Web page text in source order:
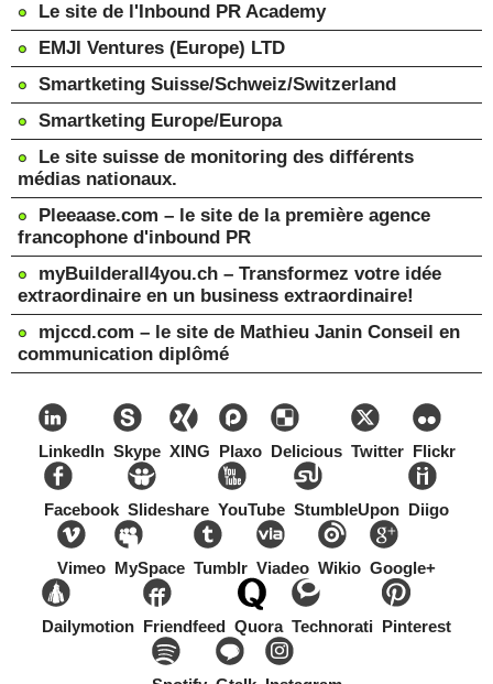
Le site de l'Inbound PR Academy
EMJI Ventures (Europe) LTD
Smartketing Suisse/Schweiz/Switzerland
Smartketing Europe/Europa
Le site suisse de monitoring des différents
médias nationaux.
Pleeaase.com – le site de la première agence
francophone d'inbound PR
myBuilderall4you.ch – Transformez votre idée
extraordinaire en un business extraordinaire!
mjccd.com – le site de Mathieu Janin Conseil en
communication diplômé
LinkedIn Skype XING Plaxo Delicious Twitter Flickr
Facebook Slideshare YouTube StumbleUpon Diigo
Vimeo MySpace Tumblr Viadeo Wikio Google+
Dailymotion Friendfeed Quora Technorati Pinterest